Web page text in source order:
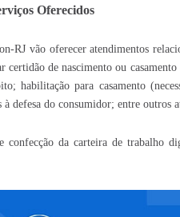
Oferecidos
RJ vão oferecer atendimentos
certidão de nascimento ou
habilitação para casamento
defesa do consumidor; entre outros
confecção da carteira de trabalho